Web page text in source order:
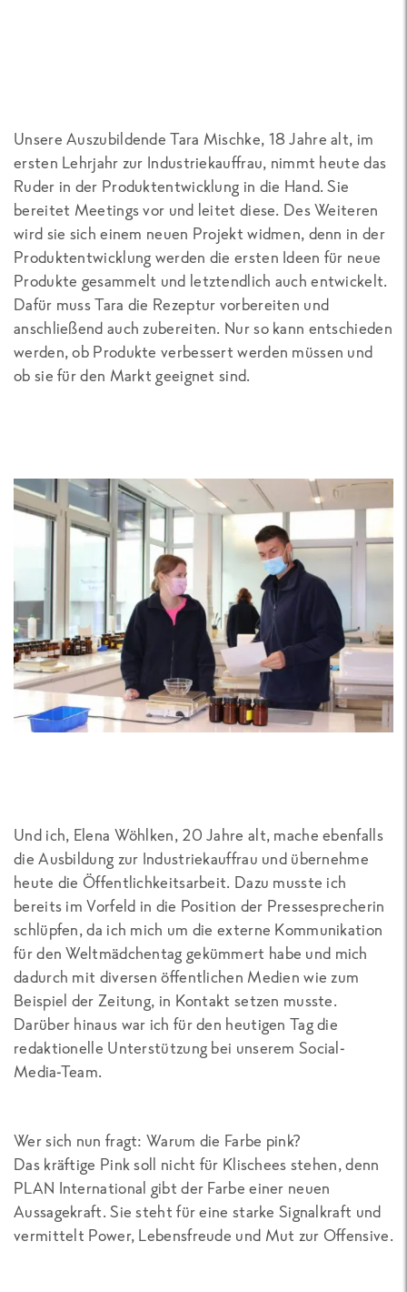
Unsere Auszubildende Tara Mischke, 18 Jahre alt, im
ersten Lehrjahr zur Industriekauffrau, nimmt heute das
Ruder in der Produktentwicklung in die Hand. Sie
bereitet Meetings vor und leitet diese. Des Weiteren
wird sie sich einem neuen Projekt widmen, denn in der
Produktentwicklung werden die ersten Ideen für neue
Produkte gesammelt und letztendlich auch entwickelt.
Dafür muss Tara die Rezeptur vorbereiten und
anschließend auch zubereiten. Nur so kann entschieden
werden, ob Produkte verbessert werden müssen und
ob sie für den Markt geeignet sind.
Und ich, Elena Wöhlken, 20 Jahre alt, mache ebenfalls
die Ausbildung zur Industriekauffrau und übernehme
heute die Öffentlichkeitsarbeit. Dazu musste ich
bereits im Vorfeld in die Position der Pressesprecherin
schlüpfen, da ich mich um die externe Kommunikation
für den Weltmädchentag gekümmert habe und mich
dadurch mit diversen öffentlichen Medien wie zum
Beispiel der Zeitung, in Kontakt setzen musste.
Darüber hinaus war ich für den heutigen Tag die
redaktionelle Unterstützung bei unserem Social-
Media-Team.
Wer sich nun fragt: Warum die Farbe pink?
Das kräftige Pink soll nicht für Klischees stehen, denn
PLAN International gibt der Farbe einer neuen
Aussagekraft. Sie steht für eine starke Signalkraft und
vermittelt Power, Lebensfreude und Mut zur Offensive.